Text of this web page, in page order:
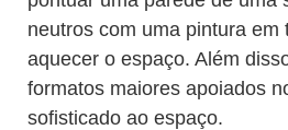
neutros com uma pintura em
aquecer o espaço. Além
formatos maiores apoiados
sofisticado ao espaço.